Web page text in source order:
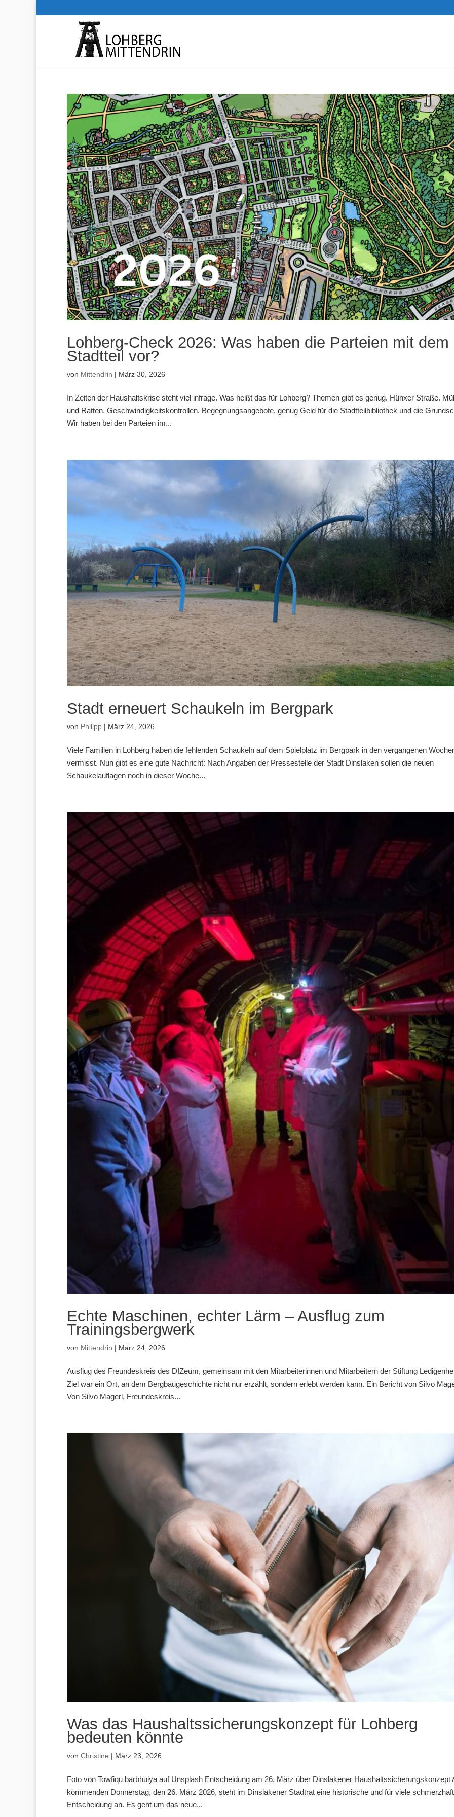
Lohberg-Check 2026: Was haben die Parteien mit dem
Stadtteil vor?
von Mittendrin | März 30, 2026
In Zeiten der Haushaltskrise steht viel infrage. Was heißt das für Lohberg? Themen gibt es genug. Hünxer Straße.
und Ratten. Geschwindigkeitskontrollen. Begegnungsangebote, genug Geld für die Stadtteilbibliothek und die
Wir haben bei den Parteien im...
Stadt erneuert Schaukeln im Bergpark
von Philipp | März 24, 2026
Viele Familien in Lohberg haben die fehlenden Schaukeln auf dem Spielplatz im Bergpark in den vergangenen
vermisst. Nun gibt es eine gute Nachricht: Nach Angaben der Pressestelle der Stadt Dinslaken sollen die neuen
Schaukelauflagen noch in dieser Woche...
Echte Maschinen, echter Lärm – Ausflug zum
Trainingsbergwerk
von Mittendrin | März 24, 2026
Ausflug des Freundeskreis des DIZeum, gemeinsam mit den Mitarbeiterinnen und Mitarbeitern der Stiftung
Ziel war ein Ort, an dem Bergbaugeschichte nicht nur erzählt, sondern erlebt werden kann. Ein Bericht von Silvo
Von Silvo Magerl, Freundeskreis...
Was das Haushaltssicherungskonzept für Lohberg
bedeuten könnte
von Christine | März 23, 2026
Foto von Towfiqu barbhuiya auf Unsplash Entscheidung am 26. März über Dinslakener Haushaltssicherungskonzept
kommenden Donnerstag, den 26. März 2026, steht im Dinslakener Stadtrat eine historische und für viele
Entscheidung an. Es geht um das neue...